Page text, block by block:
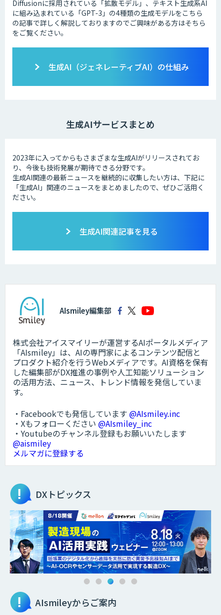
Diffusionに採用されている「拡散モデル」、テキスト生成系AI
に組み込まれている「GPT-3」の4種類の生成モデルをこちら
の記事で詳しく解説しておりますのでご興味がある方はそちら
をご覧ください。
生成AI（ジェネレーティブAI）の仕組み
生成AIサービスまとめ
2023年に入ってからもさまざまな生成AIがリリースされてお
り、今後も技術発展が期待できる分野です。
生成AI関連の最新ニュースを継続的に収集したい方は、下記に
「生成AI」関連のニュースをまとめましたので、ぜひご活用く
ださい。
生成AI関連記事を見る
AIsmiley編集部
株式会社アイスマイリーが運営するAIポータルメディア
「AIsmiley」は、AIの専門家によるコンテンツ配信と
プロダクト紹介を行うWebメディアです。AI資格を保有
した編集部がDX推進の事例や人工知能ソリューション
の活用方法、ニュース、トレンド情報を発信していま
す。
・Facebookでも発信しています @AIsmiley.inc
・Xもフォローください @AIsmiley_inc
・Youtubeのチャンネル登録もお願いいたします
@aismiley
メルマガに登録する
DXトピックス
AIsmileyからご案内